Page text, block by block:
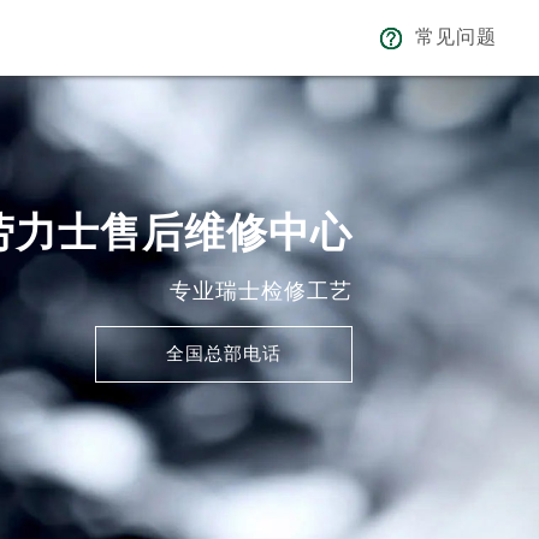
常见问题
力士售后维修中心
专业瑞士检修工艺
全国总部电话